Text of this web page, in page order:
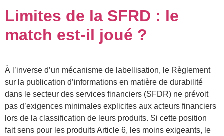
Limites de la SFRD : le
match est-il joué ?
À l’inverse d’un mécanisme de labellisation, le Règlement
sur la publication d’informations en matière de durabilité
dans le secteur des services financiers (SFDR) ne prévoit
pas d’exigences minimales explicites aux acteurs financiers
lors de la classification de leurs produits. Si cette position
fait sens pour les produits Article 6, les moins exigeants, le